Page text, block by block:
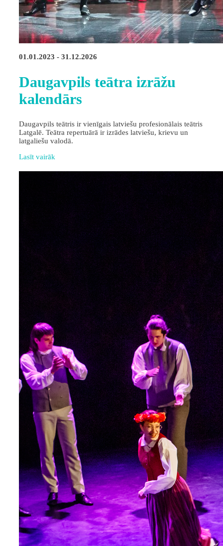
01.01.2023 - 31.12.2026
Daugavpils teātra izrāžu
kalendārs
Daugavpils teātris ir vienīgais latviešu profesionālais teātris
Latgalē. Teātra repertuārā ir izrādes latviešu, krievu un
latgaliešu valodā.
Lasīt vairāk